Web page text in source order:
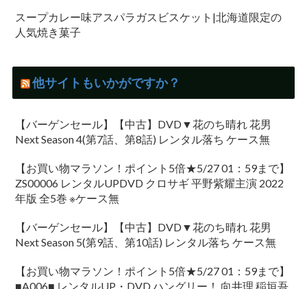
スープカレー味アスパラガスビスケット|北海道限定の
人気焼き菓子
他サイトもいかがですか？
【バーゲンセール】【中古】DVD▼花のち晴れ 花男
Next Season 4(第7話、第8話) レンタル落ち ケース無
【お買い物マラソン！ポイント5倍★5/27 01：59まで】
ZS00006 レンタルUPDVD クロサギ 平野紫耀主演 2022
年版 全5巻 ※ケース無
【バーゲンセール】【中古】DVD▼花のち晴れ 花男
Next Season 5(第9話、第10話) レンタル落ち ケース無
【お買い物マラソン！ポイント5倍★5/27 01：59まで】
■A006■ レンタルUP・DVD ハングリー！ 向井理 稲垣吾